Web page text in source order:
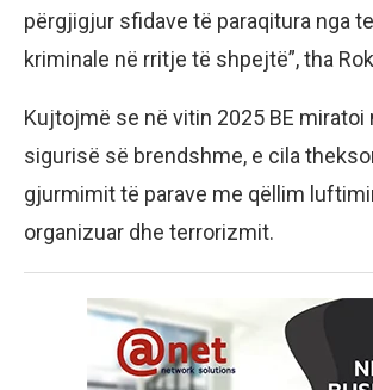
përgjigjur sfidave të paraqitura nga
kriminale në rritje të shpejtë”, tha
Kujtojmë se në vitin 2025 BE
sigurisë së brendshme, e cila
gjurmimit të parave me qëllim
organizuar dhe terrorizmit.